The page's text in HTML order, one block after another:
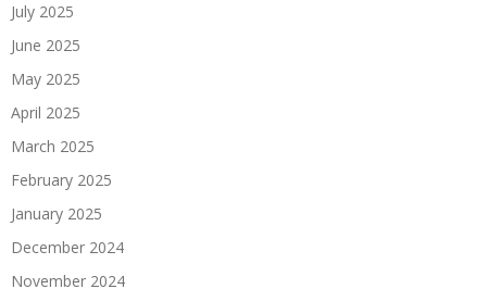
July 2025
June 2025
May 2025
April 2025
March 2025
February 2025
January 2025
December 2024
November 2024